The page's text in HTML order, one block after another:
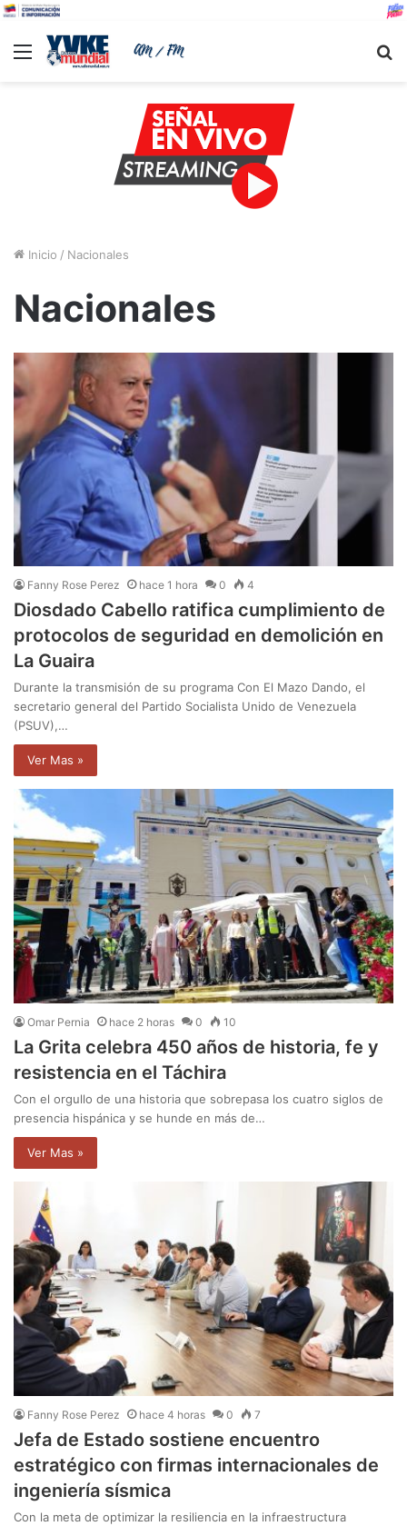
Menu
Inicio / Nacionales
Nacionales
Fanny Rose Perez hace 1 hora 0 4
Diosdado Cabello ratifica cumplimiento de
protocolos de seguridad en demolición en
La Guaira
Durante la transmisión de su programa Con El Mazo Dando, el
secretario general del Partido Socialista Unido de Venezuela
(PSUV),…
Ver Mas »
Omar Pernia hace 2 horas 0 10
La Grita celebra 450 años de historia, fe y
resistencia en el Táchira
Con el orgullo de una historia que sobrepasa los cuatro siglos de
presencia hispánica y se hunde en más de…
Ver Mas »
Fanny Rose Perez hace 4 horas 0 7
Jefa de Estado sostiene encuentro
estratégico con firmas internacionales de
ingeniería sísmica
Con la meta de optimizar la resiliencia en la infraestructura